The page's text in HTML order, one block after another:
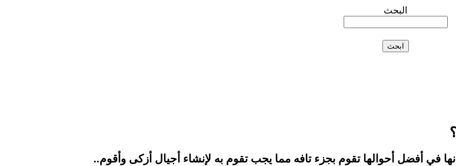
البحث
في أفضل أحوالها تقوم بجزء تافه مما يجب تقوم به لإنشاء أجيال أزكى وأقوم..